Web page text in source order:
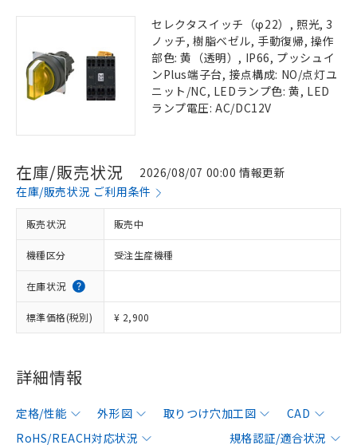
セレクタスイッチ（φ22）, 照光, 3
ノッチ, 樹脂ベゼル, 手動復帰, 操作
部色: 黄（透明）, IP66, プッシュイ
ンPlus端子台, 接点構成: NO/点灯ユ
ニット/NC, LEDランプ色: 黄, LED
ランプ電圧: AC/DC12V
在庫/販売状況
2026/08/07 00:00 情報更新
在庫/販売状況 ご利用条件
販売状況 販売中
機種区分 受注生産機種
在庫状況
標準価格(税別) ¥ 2,900
詳細情報
定格/性能 外形図 取りつけ穴加工図
CAD
RoHS/REACH対応状況
規格認証/適合状況